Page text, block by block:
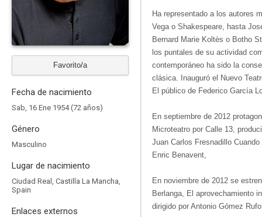
Favorito/a
Fecha de nacimiento
Sab, 16 Ene 1954 (72 años)
Género
Masculino
Lugar de nacimiento
Ciudad Real, Castilla La Mancha,
Spain
Enlaces externos
Ha representado a los autores
Vega o Shakespeare, hasta
Bernard Marie Koltès o Botho
los puntales de su actividad
contemporáneo ha sido la
clásica. Inauguró el Nuevo
El público de Federico García
En septiembre de 2012
Microteatro por Calle 13,
Juan Carlos Fresnadillo
Enric Benavent,
En noviembre de 2012 se
Berlanga, El aprovechamiento
dirigido por Antonio Gómez